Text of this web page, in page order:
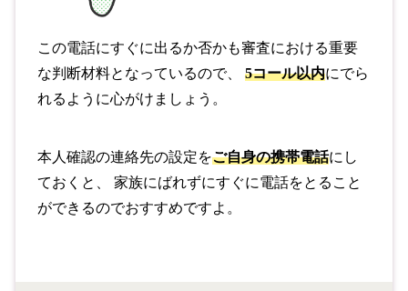
この電話にすぐに出るか否かも審査における重要
な判断材料となっているので、5コール以内にでら
れるように心がけましょう。
本人確認の連絡先の設定をご自身の携帯電話にし
ておくと、 家族にばれずにすぐに電話をとること
ができるのでおすすめですよ。